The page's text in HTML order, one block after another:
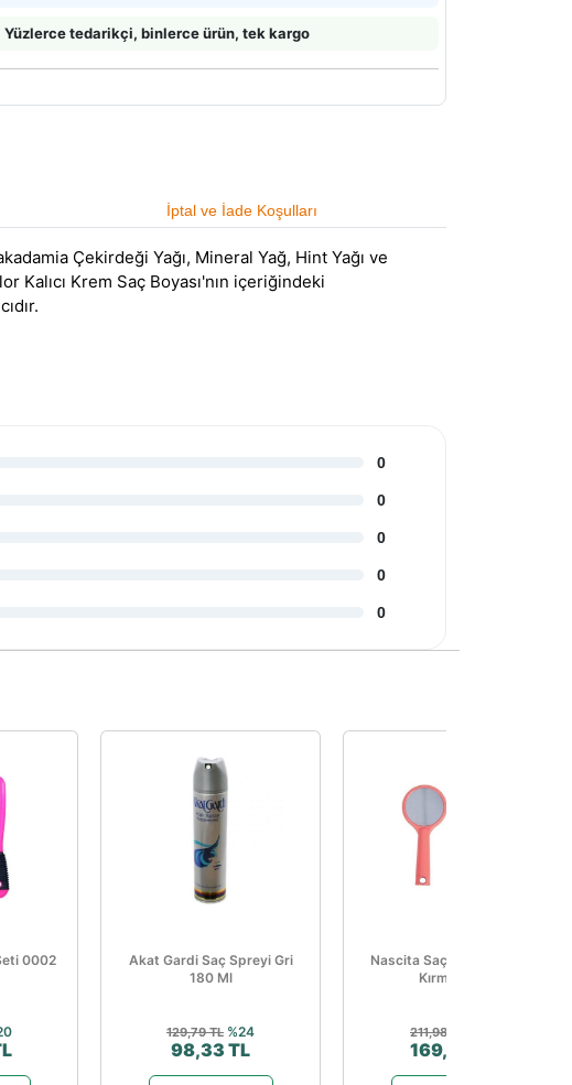
Yüzlerce tedarikçi, binlerce ürün, tek kargo
İptal ve İade Koşulları
Çekirdeği Yağı, Mineral Yağ, Hint Yağı ve
Kalıcı Krem Saç Boyası'nın içeriğindeki
0
0
0
0
0
0002
Akat Gardi Saç Spreyi Gri
180 Ml
129,79 TL %24
98,33 TL
Nascita Saç Fırçası Aynalı
Kırmızı -27
211,98 TL
169,58 TL